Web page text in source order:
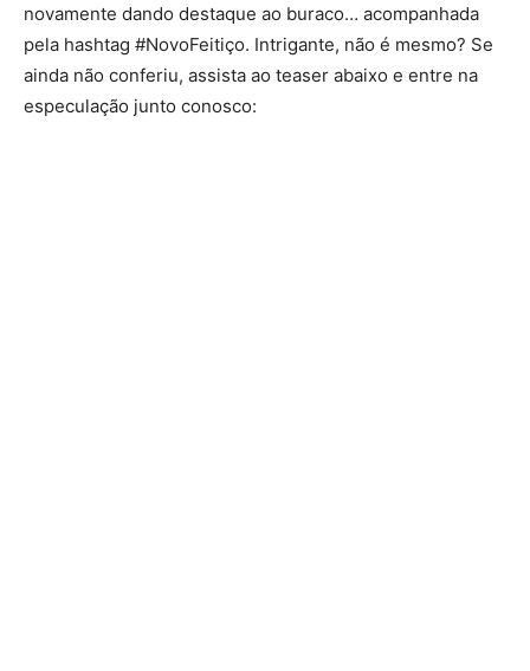
novamente dando destaque ao buraco… acompanhada
pela hashtag #NovoFeitiço. Intrigante, não é mesmo? Se
ainda não conferiu, assista ao teaser abaixo e entre na
especulação junto conosco: